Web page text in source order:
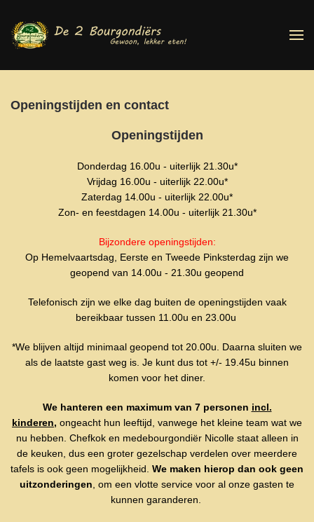
Terug naar hoofdinhoud
Openingstijden en contact
Openingstijden
Donderdag 16.00u - uiterlijk 21.30u*
Vrijdag 16.00u - uiterlijk 22.00u*
Zaterdag 14.00u - uiterlijk 22.00u*
Zon- en feestdagen 14.00u - uiterlijk 21.30u*
Bijzondere openingstijden:
Op Hemelvaartsdag, Eerste en Tweede Pinksterdag zijn we
geopend van 14.00u - 21.30u geopend
Telefonisch zijn we elke dag buiten de openingstijden vaak
bereikbaar tussen 11.00u en 23.00u
*We blijven altijd minimaal geopend tot 20.00u. Daarna sluiten we
als de laatste gast weg is. Je kunt dus tot +/- 19.45u binnen
komen voor het diner.
We hanteren een maximum van 7 personen incl.
kinderen, ongeacht hun leeftijd, vanwege het kleine team wat we
nu hebben. Chefkok en medebourgondiër Nicolle staat alleen in
de keuken, dus een groter gezelschap verdelen over meerdere
tafels is ook geen mogelijkheid. We maken hierop dan ook geen
uitzonderingen , om een vlotte service voor al onze gasten te
kunnen garanderen.